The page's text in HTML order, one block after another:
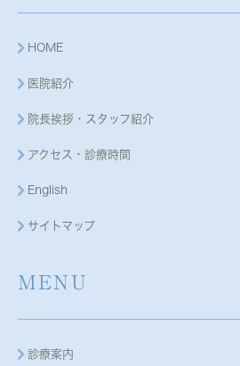
HOME
医院紹介
院長挨拶・スタッフ紹介
アクセス・診療時間
English
サイトマップ
MENU
診療案内